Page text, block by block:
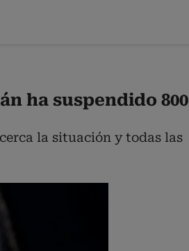
ha suspendido 800
la situación y todas las